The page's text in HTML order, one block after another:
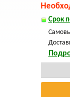
Срок